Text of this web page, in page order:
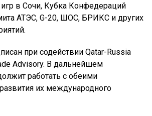
в Сочи, Кубка Конфедераций
АТЭС, G-20, ШОС, БРИКС и других
при содействии Qatar-Russia
Advisory. В дальнейшем
работать с обеими
их международного